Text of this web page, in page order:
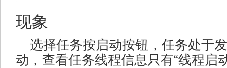
现象
选择任务按启动按钮，任务处于
动，查看任务线程信息只有“线程启